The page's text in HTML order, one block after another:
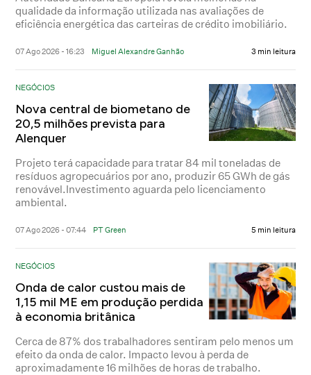
qualidade da informação utilizada nas avaliações de
eficiência energética das carteiras de crédito imobiliário.
07 Ago 2026 - 16:23 Miguel Alexandre Ganhão 3 min leitura
NEGÓCIOS
Nova central de biometano de
20,5 milhões prevista para
Alenquer
Projeto terá capacidade para tratar 84 mil toneladas de
resíduos agropecuários por ano, produzir 65 GWh de gás
renovável.Investimento aguarda pelo licenciamento
ambiental.
07 Ago 2026 - 07:44 PT Green 5 min leitura
NEGÓCIOS
Onda de calor custou mais de
1,15 mil ME em produção perdida
à economia britânica
Cerca de 87% dos trabalhadores sentiram pelo menos um
efeito da onda de calor. Impacto levou à perda de
aproximadamente 16 milhões de horas de trabalho.